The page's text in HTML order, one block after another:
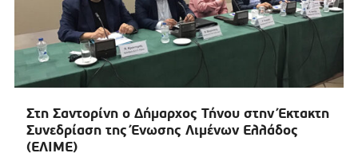
Στη Σαντορίνη ο Δήμαρχος Τήνου στην Έκτακτη
Συνεδρίαση της Ένωσης Λιμένων Ελλάδος
(ΕΛΙΜΕ)